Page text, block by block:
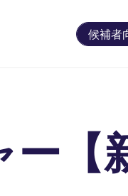
候補者
ー【